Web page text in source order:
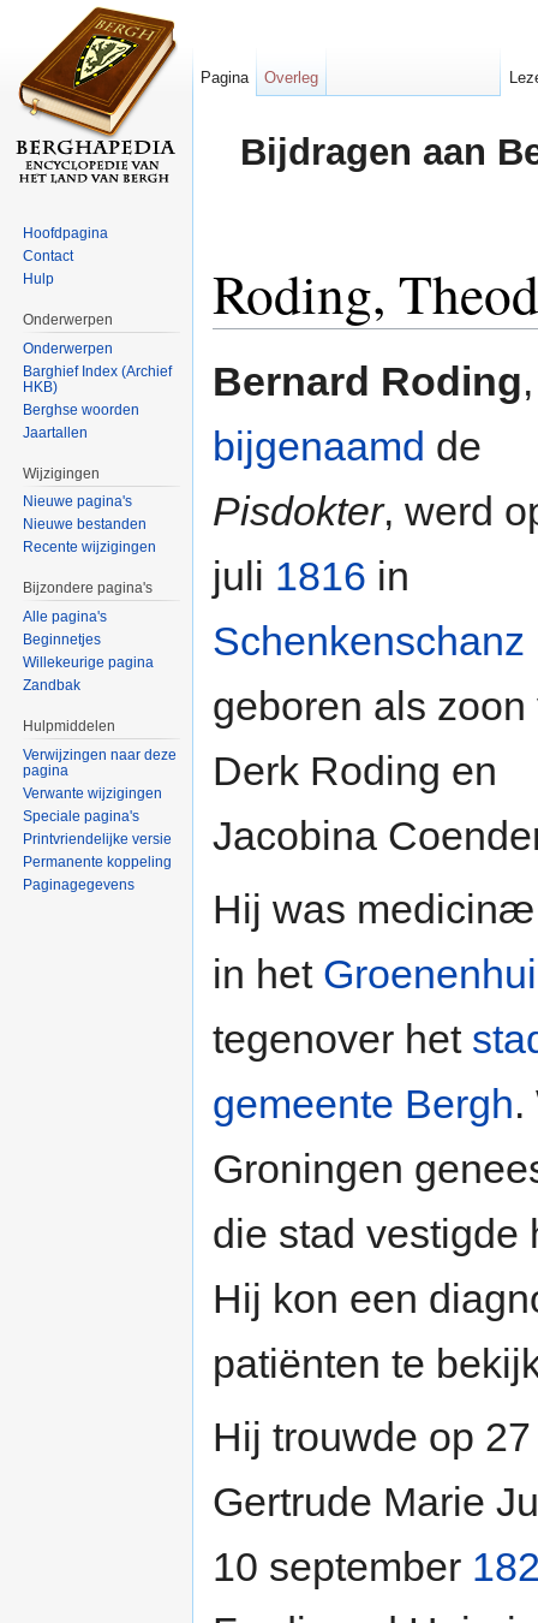
Bijdragen aan
Roding,
Bernard Roding,
bijgenaamd de
Pisdokter, werd
juli 1816 in
Schenkenschanz
geboren als zoon
Derk Roding en
Jacobina
Hij was
in het
tegenover het
gemeente Bergh.
Groningen
die stad
Hij kon een
patiënten te
Hij trouwde op
Gertrude Marie
10 september
Pagina Overleg
Hoofdpagina
Contact
Hulp
Onderwerpen
Onderwerpen
Barghief Index (Archief
HKB)
Berghse woorden
Jaartallen
Wijzigingen
Nieuwe pagina's
Nieuwe bestanden
Recente wijzigingen
Bijzondere pagina's
Alle pagina's
Beginnetjes
Willekeurige pagina
Zandbak
Hulpmiddelen
Verwijzingen naar deze
pagina
Verwante wijzigingen
Speciale pagina's
Printvriendelijke versie
Permanente koppeling
Paginagegevens